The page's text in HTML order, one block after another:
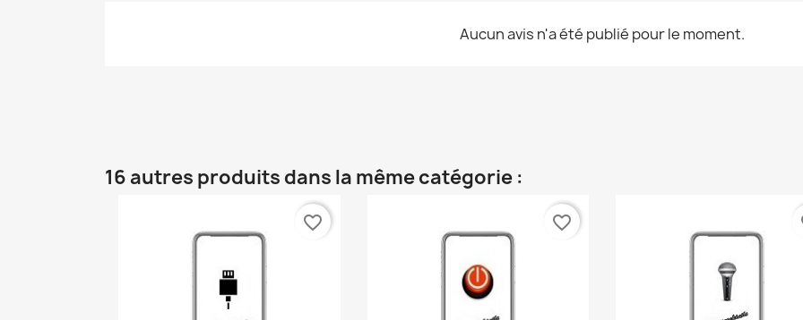
Aucun avis n'a été publié pour le moment.
16 autres produits dans la même catégorie :
favorite_border favorite_border